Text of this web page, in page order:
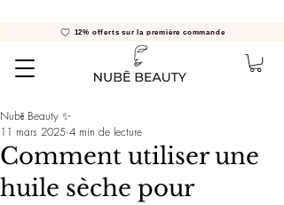
12% offerts sur la première commande
Comment utiliser une
huile sèche pour
Nubē Beauty ✨
11 mars 2025 4 min de lecture